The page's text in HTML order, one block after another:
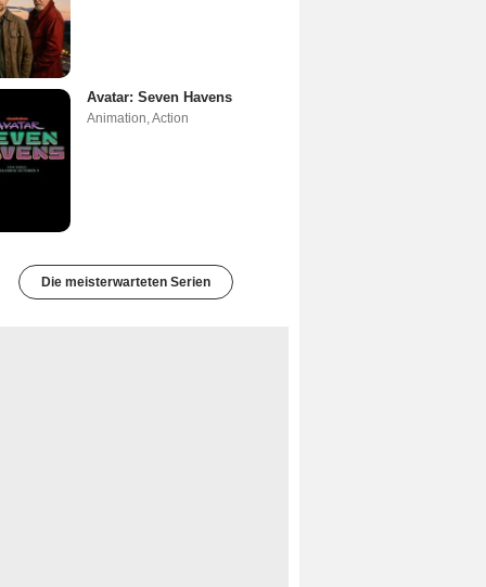
Avatar: Seven Havens
Animation Action
Die meisterwarteten Serien